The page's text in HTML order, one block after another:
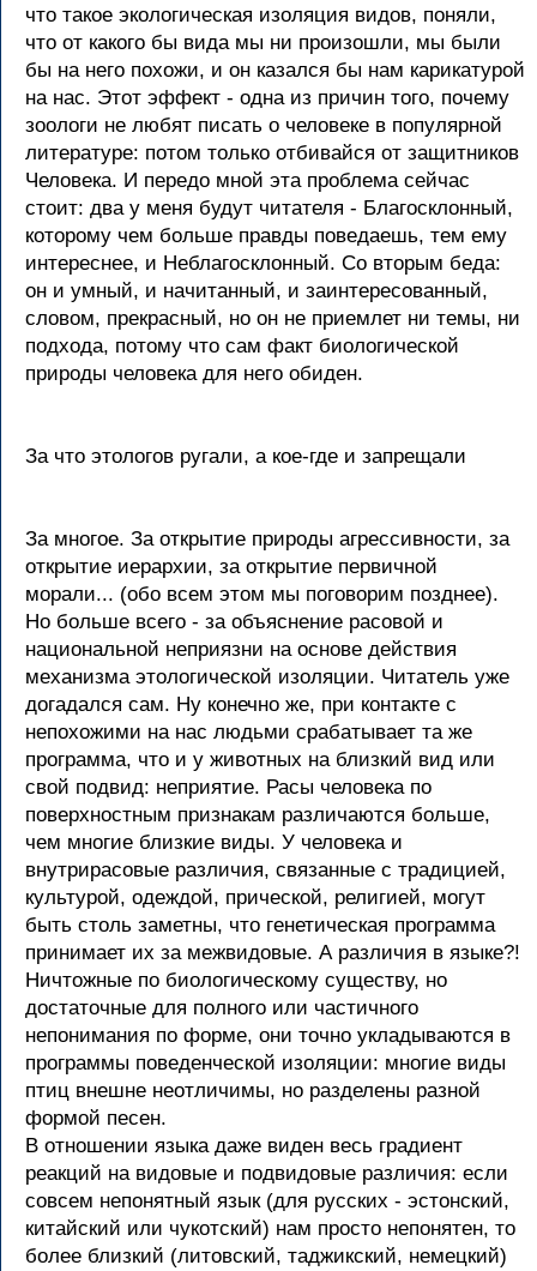
что такое экологическая изоляция видов, поняли,
что от какого бы вида мы ни произошли, мы были
бы на него похожи, и он казался бы нам карикатурой
на нас. Этот эффект - одна из причин того, почему
зоологи не любят писать о человеке в популярной
литературе: потом только отбивайся от защитников
Человека. И передо мной эта проблема сейчас
стоит: два у меня будут читателя - Благосклонный,
которому чем больше правды поведаешь, тем ему
интереснее, и Неблагосклонный. Со вторым беда:
он и умный, и начитанный, и заинтересованный,
словом, прекрасный, но он не приемлет ни темы, ни
подхода, потому что сам факт биологической
природы человека для него обиден.
За что этологов ругали, а кое-где и запрещали
За многое. За открытие природы агрессивности, за
открытие иерархии, за открытие первичной
морали... (обо всем этом мы поговорим позднее).
Но больше всего - за объяснение расовой и
национальной неприязни на основе действия
механизма этологической изоляции. Читатель уже
догадался сам. Ну конечно же, при контакте с
непохожими на нас людьми срабатывает та же
программа, что и у животных на близкий вид или
свой подвид: неприятие. Расы человека по
поверхностным признакам различаются больше,
чем многие близкие виды. У человека и
внутрирасовые различия, связанные с традицией,
культурой, одеждой, прической, религией, могут
быть столь заметны, что генетическая программа
принимает их за межвидовые. А различия в языке?!
Ничтожные по биологическому существу, но
достаточные для полного или частичного
непонимания по форме, они точно укладываются в
программы поведенческой изоляции: многие виды
птиц внешне неотличимы, но разделены разной
формой песен.
В отношении языка даже виден весь градиент
реакций на видовые и подвидовые различия: если
совсем непонятный язык (для русских - эстонский,
китайский или чукотский) нам просто непонятен, то
более близкий (литовский, таджикский, немецкий)